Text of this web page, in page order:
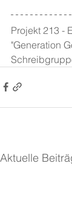
Projekt 213 -
"Generation
Aktuelle